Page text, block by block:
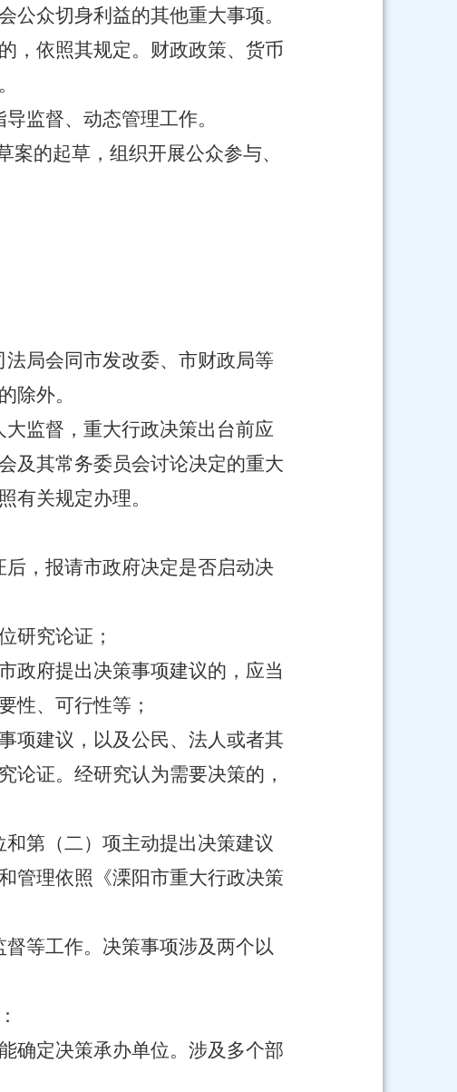
公众切身利益的其他重大事项。
，依照其规定。财政政策、货币
监督、动态管理工作。
的起草，组织开展公众参与、
局会同市发改委、市财政局等
除外。
监督，重大行政决策出台前应
及其常务委员会讨论决定的重大
有关规定办理。
，报请市政府决定是否启动决
研究论证；
政府提出决策事项建议的，应当
性、可行性等；
项建议，以及公民、法人或者其
论证。经研究认为需要决策的，
第（二）项主动提出决策建议
管理依照《溧阳市重大行政决策
等工作。决策事项涉及两个以
确定决策承办单位。涉及多个部